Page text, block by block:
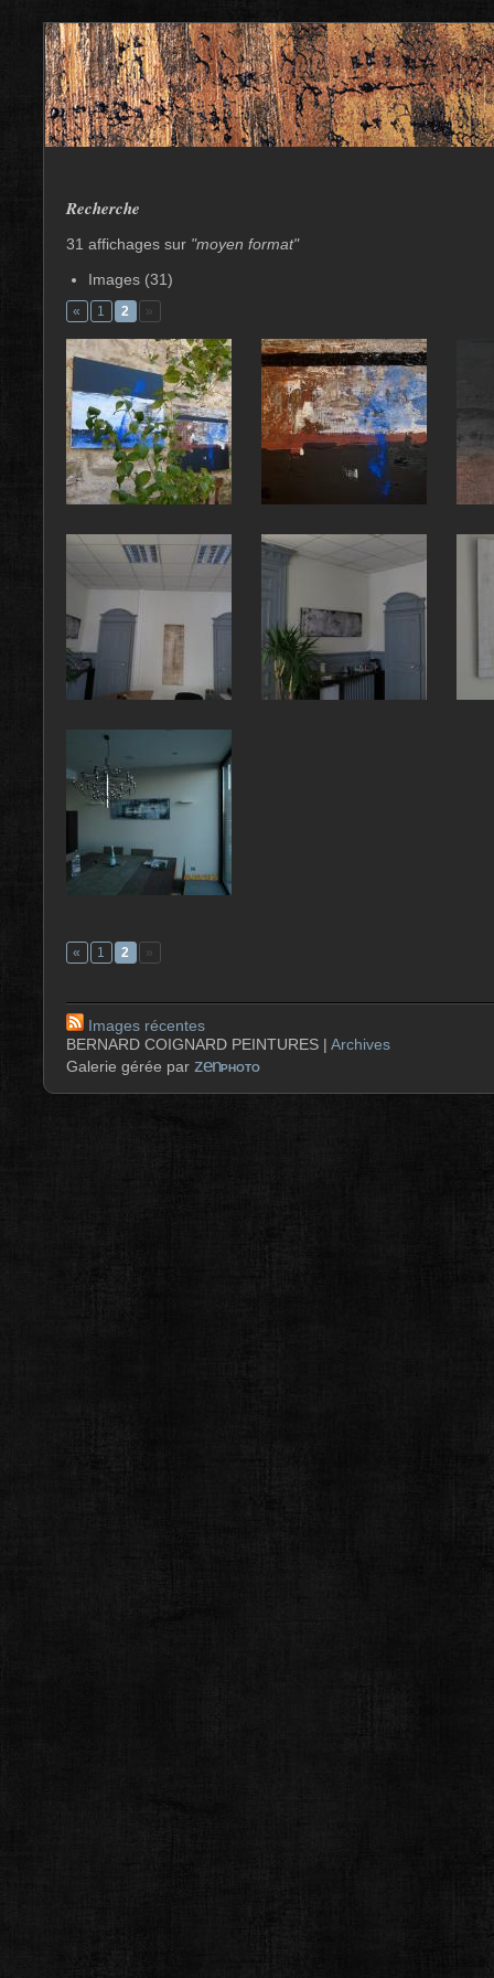
Recherche
31 affichages sur "moyen format"
Images (31)
« 1 2 »
« 1 2 »
Images récentes
BERNARD COIGNARD PEINTURES | Archives
Galerie gérée par zenPHOTO